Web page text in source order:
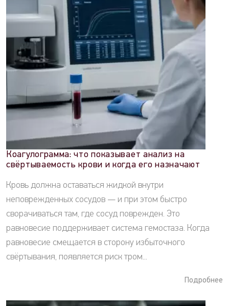
Коагулограмма: что показывает анализ на
свёртываемость крови и когда его назначают
Кровь должна оставаться жидкой внутри
неповрежденных сосудов — и при этом быстро
сворачиваться там, где сосуд поврежден. Это
равновесие поддерживает система гемостаза. Когда
равновесие смещается в сторону избыточного
свёртывания, появляется риск тром...
Подробнее